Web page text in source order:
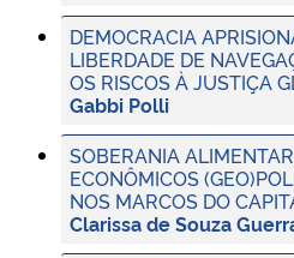
DEMOCRACIA
LIBERDADE DE
OS RISCOS À JUSTIÇA
Gabbi Polli
SOBERANIA
ECONÔMICOS
NOS MARCOS DO
Clarissa de Souza